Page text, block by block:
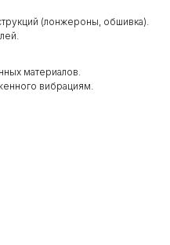
(лонжероны, обшивка).
материалов.
вибрациям.